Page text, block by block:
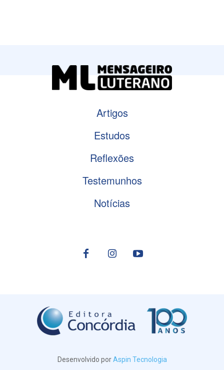
Artigos
Estudos
Reflexões
Testemunhos
Notícias
Desenvolvido porAspin Tecnologia